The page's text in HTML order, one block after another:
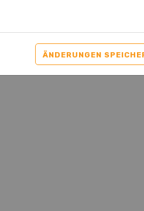
ÄNDERUNGEN
Gesucht / Zu